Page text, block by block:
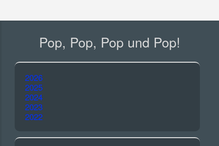
Pop, Pop, Pop und Pop!
2026
2025
2024
2023
2022